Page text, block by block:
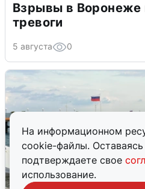
На информационном
cookie-файлы. Оставаясь
подтверждаете свое
использование.
Взрывы в Воронеже
тревоги
5 августа 0